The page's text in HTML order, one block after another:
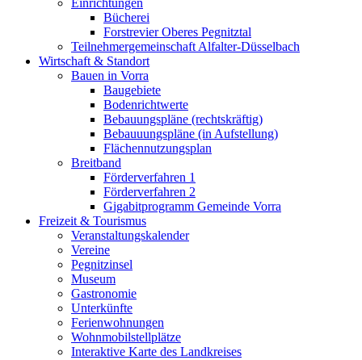
Einrichtungen
Bücherei
Forstrevier Oberes Pegnitztal
Teilnehmergemeinschaft Alfalter-Düsselbach
Wirtschaft & Standort
Bauen in Vorra
Baugebiete
Bodenrichtwerte
Bebauungspläne (rechtskräftig)
Bebauuungspläne (in Aufstellung)
Flächennutzungsplan
Breitband
Förderverfahren 1
Förderverfahren 2
Gigabitprogramm Gemeinde Vorra
Freizeit & Tourismus
Veranstaltungskalender
Vereine
Pegnitzinsel
Museum
Gastronomie
Unterkünfte
Ferienwohnungen
Wohnmobilstellplätze
Interaktive Karte des Landkreises